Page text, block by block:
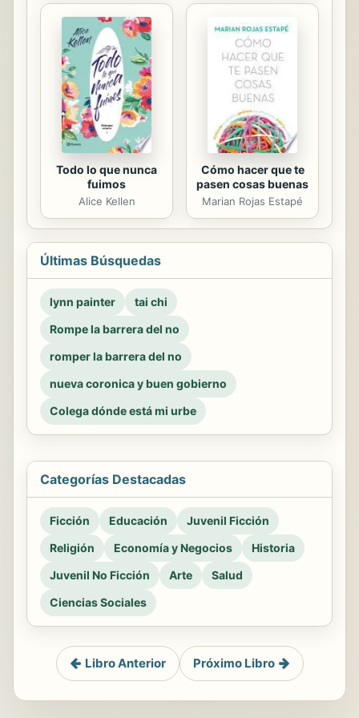
Todo lo que nunca
fuimos
Alice Kellen
Cómo hacer que te
pasen cosas buenas
Marian Rojas Estapé
Últimas Búsquedas
lynn painter
tai chi
Rompe la barrera del no
romper la barrera del no
nueva coronica y buen gobierno
Colega dónde está mi urbe
Categorías Destacadas
Ficción Educación
Juvenil Ficción
Religión
Economía y Negocios
Historia
Juvenil No Ficción
Arte
Salud
Ciencias Sociales
Libro Anterior Próximo Libro